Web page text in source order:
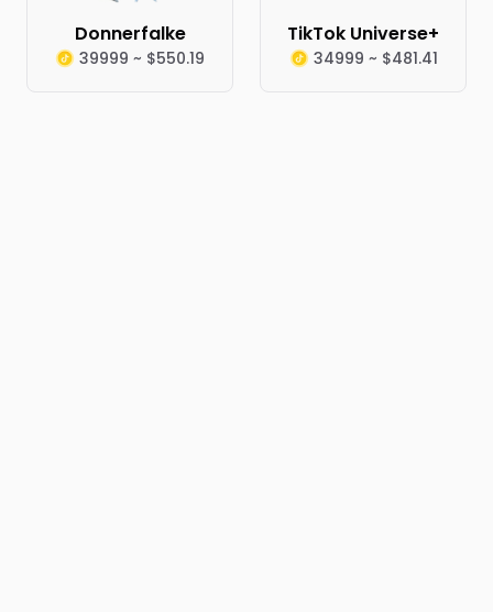
Donnerfalke
39999 ~ $550.19
TikTok Universe+
34999 ~ $481.41